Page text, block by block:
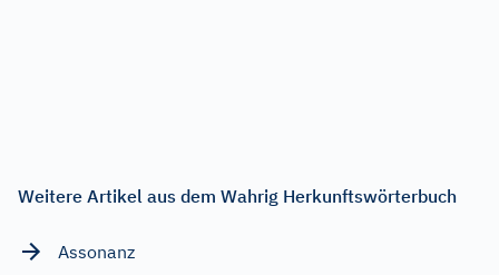
Weitere Artikel aus dem Wahrig Herkunftswörterbuch
Assonanz